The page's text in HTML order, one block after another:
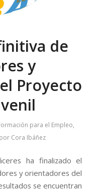
de
y
Proyecto
para el Empleo,
por Cora Ibáñez
ha finalizado el
y orientadores del
se encuentran